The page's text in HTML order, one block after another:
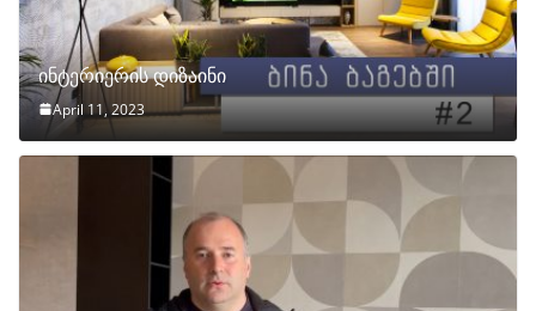
ინტერიერის დიზაინი
April 11, 2023